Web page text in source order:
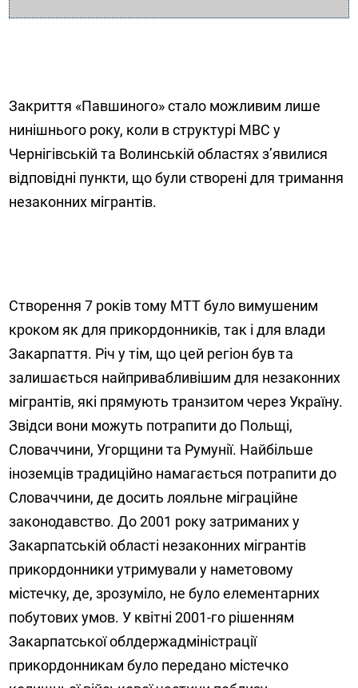
Закриття «Павшиного» стало можливим лише
нинішнього року, коли в структурі МВС у
Чернігівській та Волинській областях з’явилися
відповідні пункти, що були створені для тримання
незаконних мігрантів.
Створення 7 років тому МТТ було вимушеним
кроком як для прикордонників, так і для влади
Закарпаття. Річ у тім, що цей регіон був та
залишається найпривабливішим для незаконних
мігрантів, які прямують транзитом через Україну.
Звідси вони можуть потрапити до Польщі,
Словаччини, Угорщини та Румунії. Найбільше
іноземців традиційно намагається потрапити до
Словаччини, де досить лояльне міграційне
законодавство. До 2001 року затриманих у
Закарпатській області незаконних мігрантів
прикордонники утримували у наметовому
містечку, де, зрозуміло, не було елементарних
побутових умов. У квітні 2001-го рішенням
Закарпатської облдержадміністрації
прикордонникам було передано містечко